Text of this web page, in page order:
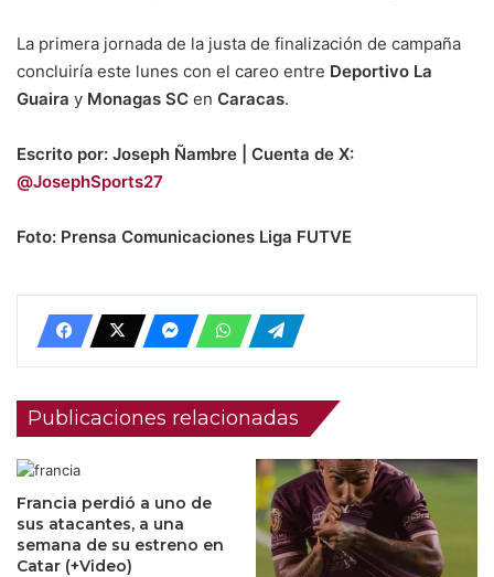
La primera jornada de la justa de finalización de campaña
concluiría este lunes con el careo entre Deportivo La
Guaira y Monagas SC en Caracas.
Escrito por: Joseph Ñambre | Cuenta de X:
@JosephSports27
Foto: Prensa Comunicaciones Liga FUTVE
Publicaciones relacionadas
Francia perdió a uno de
sus atacantes, a una
semana de su estreno en
Catar (+Video)